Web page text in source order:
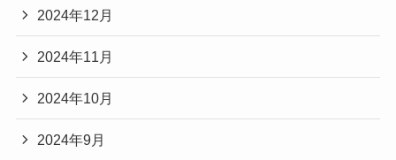
2024年12月
2024年11月
2024年10月
2024年9月